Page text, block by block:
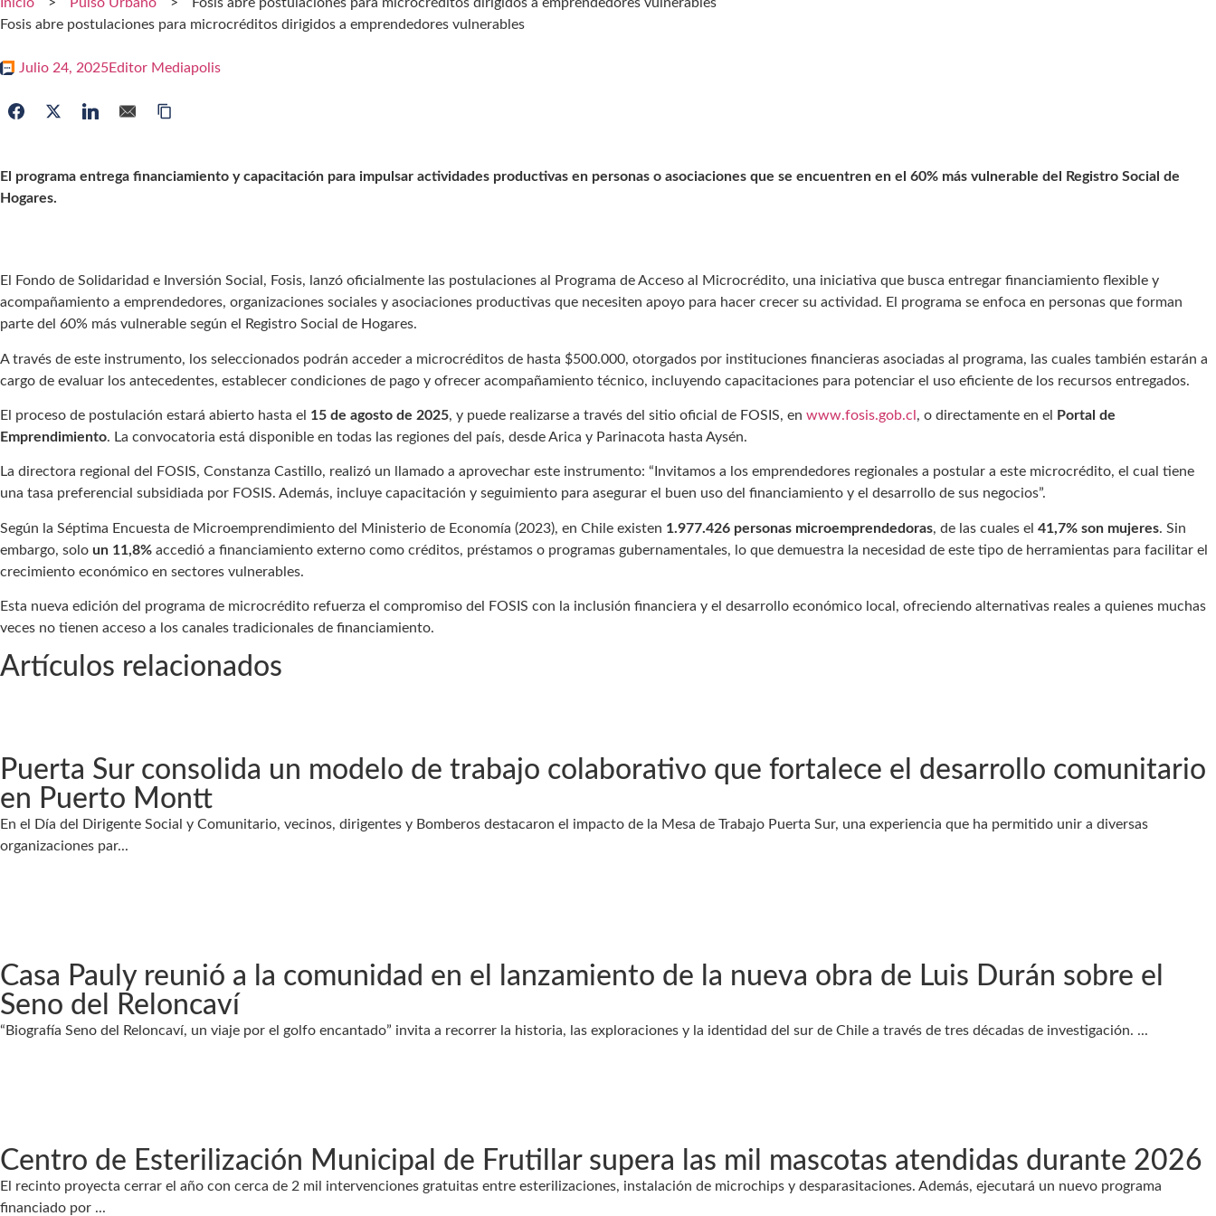
Fosis abre postulaciones para microcréditos dirigidos a emprendedores vulnerables
Julio 24, 2025Editor Mediapolis
El programa entrega financiamiento y capacitación para impulsar actividades productivas en personas o asociaciones que se encuentren en el 60% más vulnerable del Registro Social de
Hogares.
El Fondo de Solidaridad e Inversión Social, Fosis, lanzó oficialmente las postulaciones al Programa de Acceso al Microcrédito, una iniciativa que busca entregar financiamiento flexible y
acompañamiento a emprendedores, organizaciones sociales y asociaciones productivas que necesiten apoyo para hacer crecer su actividad. El programa se enfoca en personas que forman
parte del 60% más vulnerable según el Registro Social de Hogares.
A través de este instrumento, los seleccionados podrán acceder a microcréditos de hasta $500.000, otorgados por instituciones financieras asociadas al programa, las cuales también estarán a
cargo de evaluar los antecedentes, establecer condiciones de pago y ofrecer acompañamiento técnico, incluyendo capacitaciones para potenciar el uso eficiente de los recursos entregados.
El proceso de postulación estará abierto hasta el 15 de agosto de 2025, y puede realizarse a través del sitio oficial de FOSIS, en www.fosis.gob.cl , o directamente en el
Portal de
Emprendimiento. La convocatoria está disponible en todas las regiones del país, desde Arica y Parinacota hasta Aysén.
La directora regional del FOSIS, Constanza Castillo, realizó un llamado a aprovechar este instrumento: “Invitamos a los emprendedores regionales a postular a este microcrédito, el cual tiene
una tasa preferencial subsidiada por FOSIS. Además, incluye capacitación y seguimiento para asegurar el buen uso del financiamiento y el desarrollo de sus negocios”.
Según la Séptima Encuesta de Microemprendimiento del Ministerio de Economía (2023), en Chile existen 1.977.426 personas microemprendedoras, de las cuales el 41,7% son mujeres. Sin
embargo, solo un 11,8% accedió a financiamiento externo como créditos, préstamos o programas gubernamentales, lo que demuestra la necesidad de este tipo de herramientas para facilitar el
crecimiento económico en sectores vulnerables.
Esta nueva edición del programa de microcrédito refuerza el compromiso del FOSIS con la inclusión financiera y el desarrollo económico local, ofreciendo alternativas reales a quienes muchas
veces no tienen acceso a los canales tradicionales de financiamiento.
Artículos relacionados
Puerta Sur consolida un modelo de trabajo colaborativo que fortalece el desarrollo comunitario
en Puerto Montt
En el Día del Dirigente Social y Comunitario, vecinos, dirigentes y Bomberos destacaron el impacto de la Mesa de Trabajo Puerta Sur, una experiencia que ha permitido unir a diversas
organizaciones par...
Casa Pauly reunió a la comunidad en el lanzamiento de la nueva obra de Luis Durán sobre el
Seno del Reloncaví
“Biografía Seno del Reloncaví, un viaje por el golfo encantado” invita a recorrer la historia, las exploraciones y la identidad del sur de Chile a través de tres décadas de investigación. ...
Centro de Esterilización Municipal de Frutillar supera las mil mascotas atendidas durante 2026
El recinto proyecta cerrar el año con cerca de 2 mil intervenciones gratuitas entre esterilizaciones, instalación de microchips y desparasitaciones. Además, ejecutará un nuevo programa
financiado por ...